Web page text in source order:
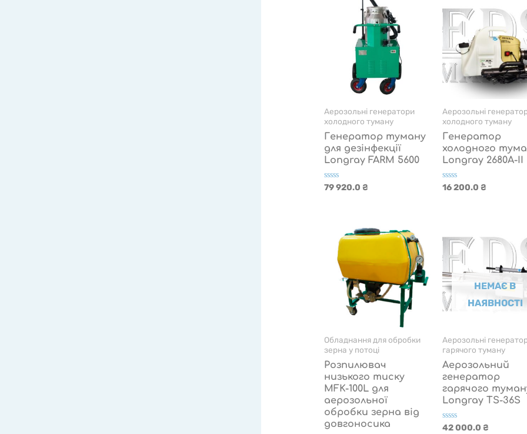
Аерозольні генератори
холодного туману
Генератор туману
для дезінфекції
Longray FARM 5600
Оцінено
79 920.0 ₴
Аерозольні
холодного туману
Генератор
холодного
Longray 2680А-II
Оцінено
16 200.0 ₴
Обладнання для обробки
зерна у потоці
Розпилювач
низького тиску
MFK-100L для
аерозольної
обробки зерна від
довгоносика
НЕМАЄ В
НАЯВНОСТІ
Аерозольні
гарячого туману
Аерозольний
генератор
гарячого
Longray TS-36S
Оцінено
42 000.0 ₴